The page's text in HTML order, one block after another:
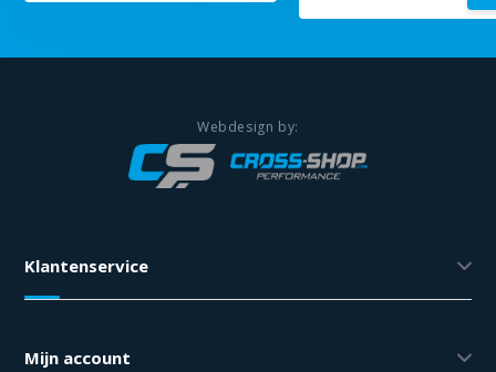
Klantenservice
Mijn account